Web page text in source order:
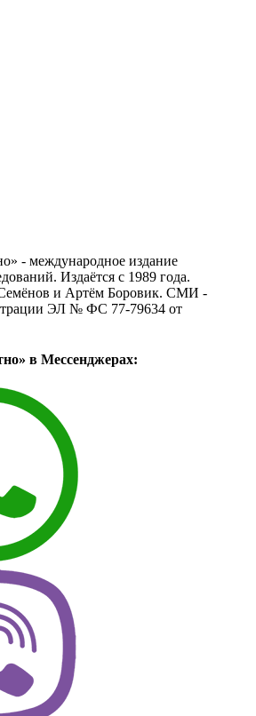
- международное издание
Издаётся с 1989 года.
и Артём Боровик. CМИ -
ЭЛ № ФС 77-79634 от
в Мессенджерах: